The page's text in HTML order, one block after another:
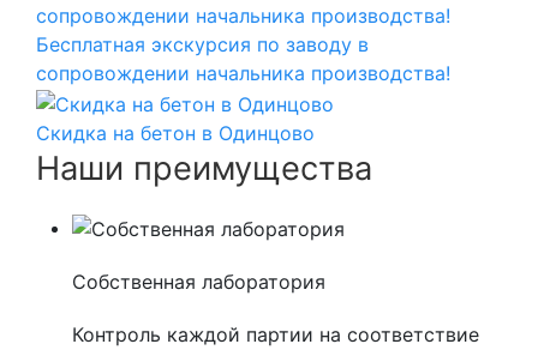
Бесплатная экскурсия по заводу в
сопровождении начальника производства!
Скидка на бетон в Одинцово
Наши преимущества
Собственная лаборатория
Контроль каждой партии на соответствие